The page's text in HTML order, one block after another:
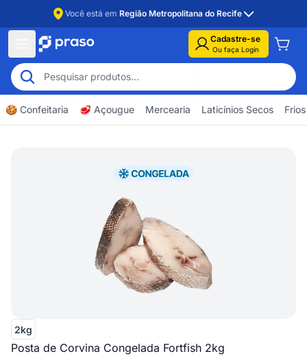
Você está em Região Metropolitana do Recife
Cadastre-se
Ou faça Login
🍪 Confeitaria 🥩 Açougue Mercearia Laticínios Secos
2kg
Posta de Corvina Congelada Fortfish 2kg